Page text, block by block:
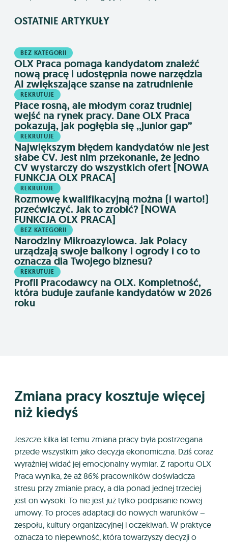
OSTATNIE ARTYKUŁY
BEZ KATEGORII
OLX Praca pomaga kandydatom znaleźć
nową pracę i udostępnia nowe narzędzia
AI zwiększające szanse na zatrudnienie
REKRUTUJE
Płace rosną, ale młodym coraz trudniej
wejść na rynek pracy. Dane OLX Praca
pokazują, jak pogłębia się ,,junior gap”
REKRUTUJE
Największym błędem kandydatów nie jest
słabe CV. Jest nim przekonanie, że jedno
CV wystarczy do wszystkich ofert [NOWA
FUNKCJA OLX PRACA]
REKRUTUJE
Rozmowę kwalifikacyjną można (i warto!)
przećwiczyć. Jak to zrobić? [NOWA
FUNKCJA OLX PRACA]
BEZ KATEGORII
Narodziny Mikroazylowca. Jak Polacy
urządzają swoje balkony i ogrody i co to
oznacza dla Twojego biznesu?
REKRUTUJE
Profil Pracodawcy na OLX. Kompletność,
która buduje zaufanie kandydatów w 2026
roku
Zmiana pracy kosztuje więcej
niż kiedyś
Jeszcze kilka lat temu zmiana pracy była postrzegana
przede wszystkim jako decyzja ekonomiczna. Dziś coraz
wyraźniej widać jej emocjonalny wymiar. Z raportu OLX
Praca wynika, że aż 86% pracowników doświadcza
stresu przy zmianie pracy, a dla ponad jednej trzeciej
jest on wysoki. To nie jest już tylko podpisanie nowej
umowy. To proces adaptacji do nowych warunków –
zespołu, kultury organizacyjnej i oczekiwań. W praktyce
oznacza to niepewność, która towarzyszy decyzji o